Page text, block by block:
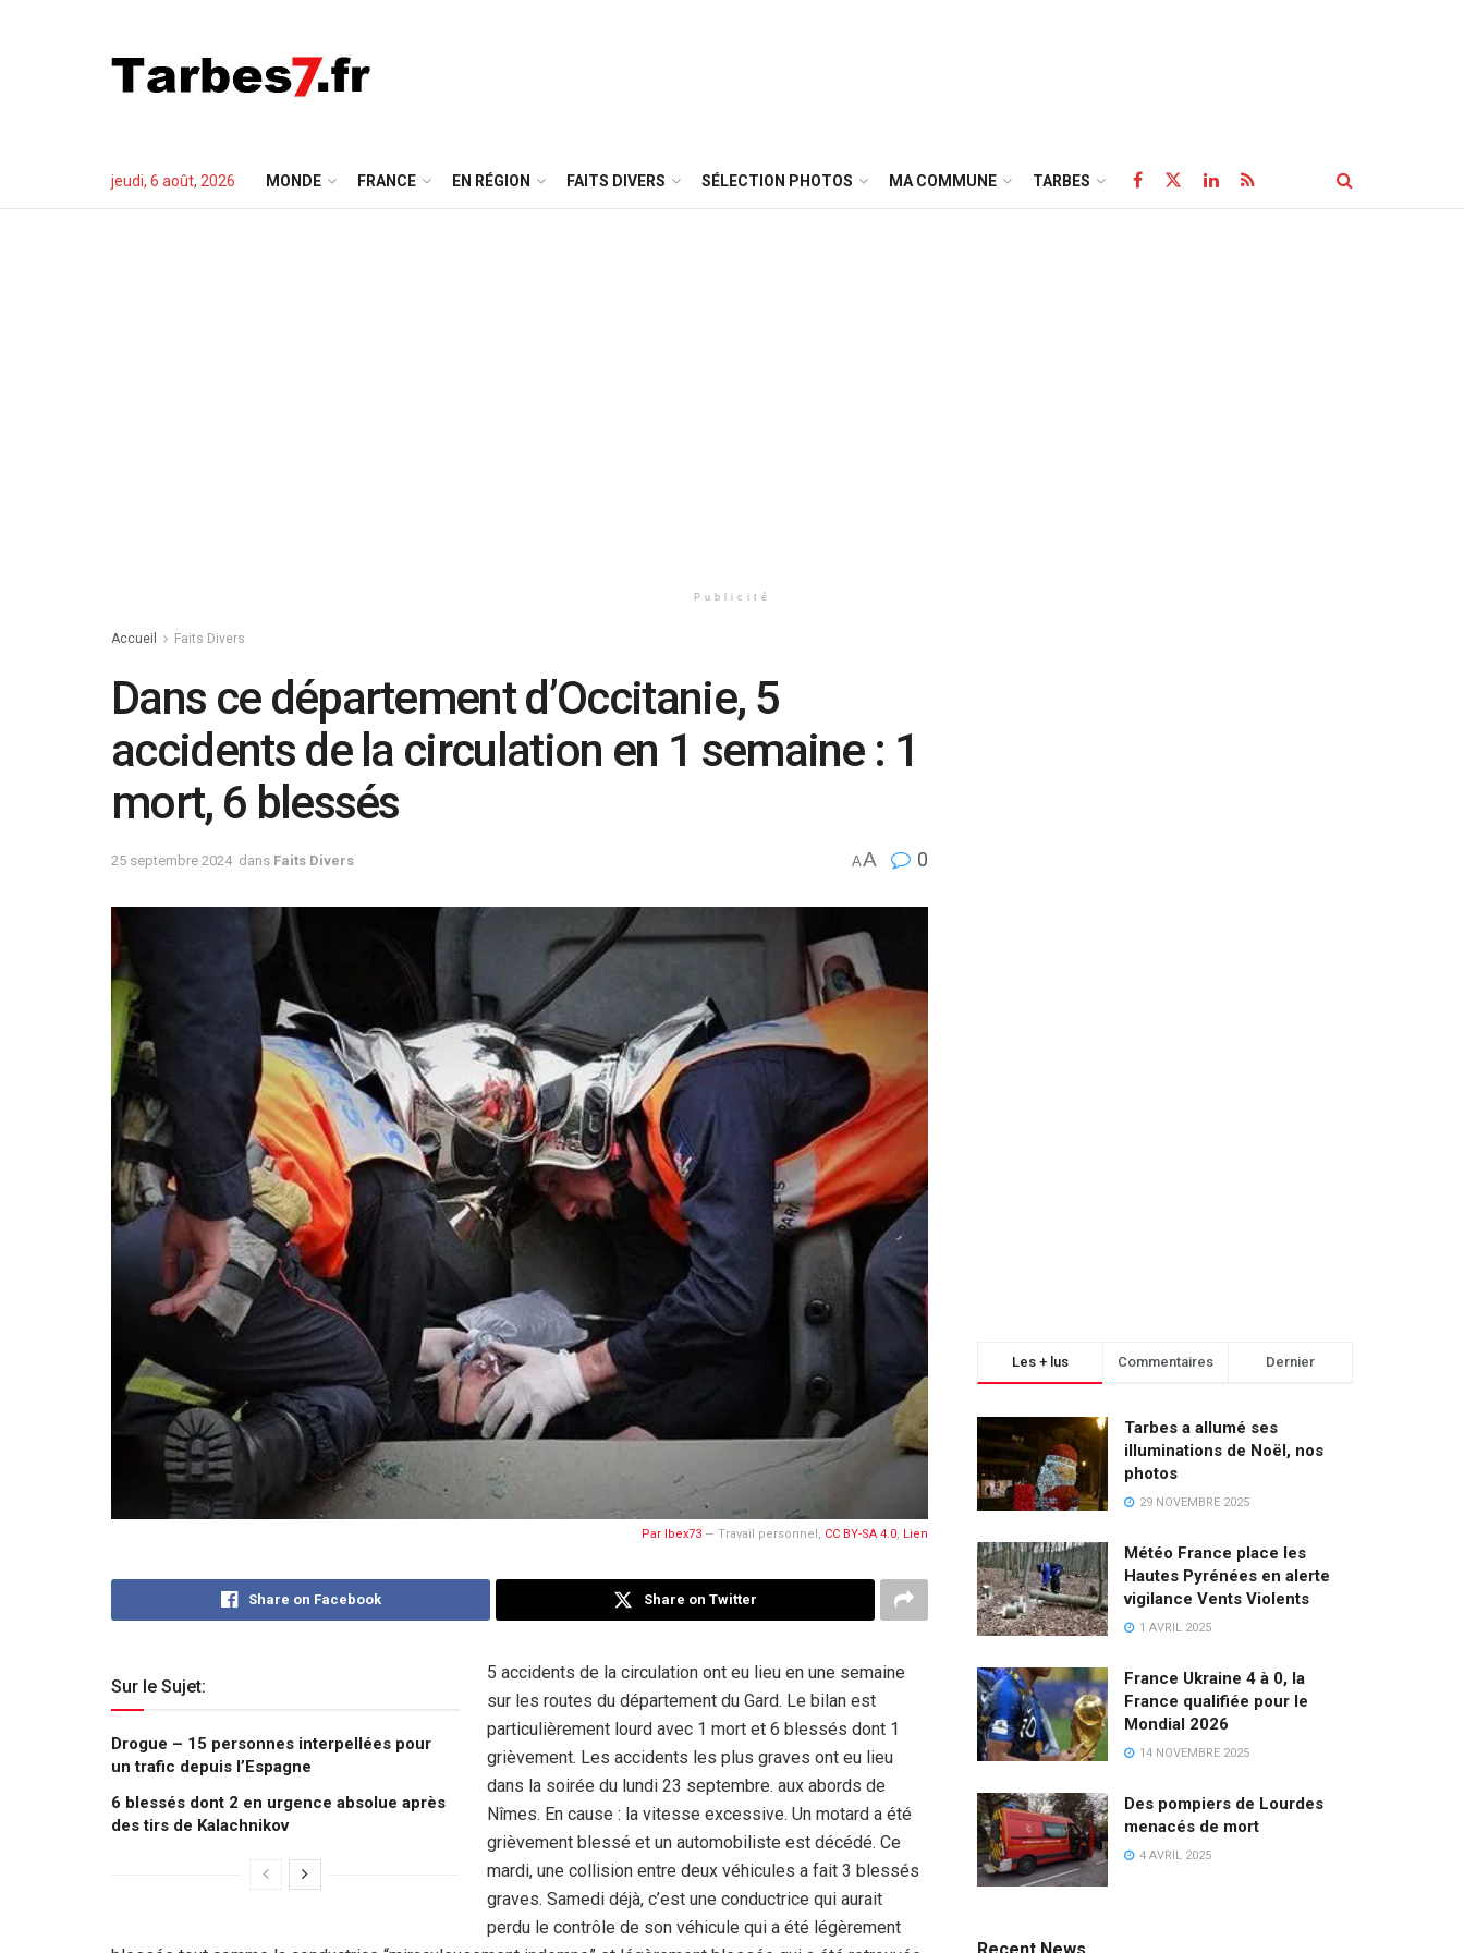
jeudi, 6 août, 2026 MONDE FRANCE EN RÉGION FAITS DIVERS SÉLECTION PHOTOS MA COMMUNE TARBES
Publicité
Accueil Faits Divers
Dans ce département d’Occitanie, 5
accidents de la circulation en 1 semaine : 1
mort, 6 blessés
25 septembre 2024 dans Faits Divers AA 0
Par Ibex73 — Travail personnel , CC BY-SA 4.0, Lien
Share on Facebook Share on Twitter
Sur le Sujet:
Drogue – 15 personnes interpellées pour
un trafic depuis l’Espagne
6 blessés dont 2 en urgence absolue après
des tirs de Kalachnikov
5 accidents de la circulation ont eu lieu en une semaine
sur les routes du département du Gard. Le bilan est
particulièrement lourd avec 1 mort et 6 blessés dont 1
grièvement. Les accidents les plus graves ont eu lieu
dans la soirée du lundi 23 septembre. aux abords de
Nîmes. En cause : la vitesse excessive. Un motard a été
grièvement blessé et un automobiliste est décédé. Ce
mardi, une collision entre deux véhicules a fait 3 blessés
graves. Samedi déjà, c’est une conductrice qui aurait
perdu le contrôle de son véhicule qui a été légèrement
Les + lus Commentaires Dernier
Tarbes a allumé ses
illuminations de Noël, nos
photos
29 NOVEMBRE 2025
Météo France place les
Hautes Pyrénées en alerte
vigilance Vents Violents
1 AVRIL 2025
France Ukraine 4 à 0, la
France qualifiée pour le
Mondial 2026
14 NOVEMBRE 2025
Des pompiers de Lourdes
menacés de mort
4 AVRIL 2025